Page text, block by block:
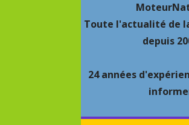
Toute l'actualité de
depuis
24 années